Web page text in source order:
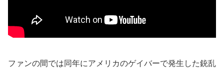
ファンの間では同年にアメリカのゲイバーで発生した銃乱